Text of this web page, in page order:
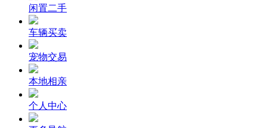
闲置二手
车辆买卖
宠物交易
本地相亲
个人中心